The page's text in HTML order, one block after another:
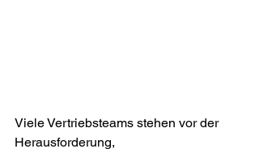
Viele Vertriebsteams stehen vor der
Herausforderung,